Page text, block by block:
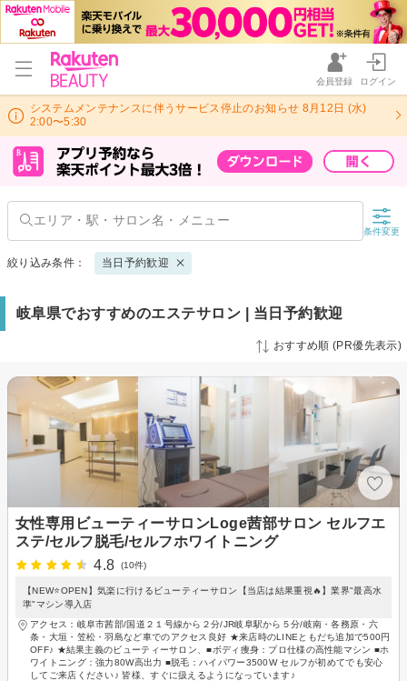
会員登録 ログイン
システムメンテナンスに伴うサービス停止のお知らせ 8月12日 (水)
2:00〜5:30
条件変更
絞り込み条件： 当日予約歓迎
岐阜県でおすすめのエステサロン | 当日予約歓迎
おすすめ順 (PR優先表示)
女性専用ビューティーサロンLoge茜部サロン セルフエ
ステ/セルフ脱毛/セルフホワイトニング
4.8
(10件)
【NEW⭐OPEN】気楽に行けるビューティーサロン【当店は結果重視🔥】業界"最高水
準"マシン導入店
アクセス：岐阜市茜部/国道２１号線から２分/JR岐阜駅から５分/岐南・各務原・六
条・大垣・笠松・羽島など車でのアクセス良好 ★来店時のLINEともだち追加で500円
OFF♪ ★結果主義のビューティーサロン、■ボディ痩身：プロ仕様の高性能マシン ■ホ
ワイトニング：強力80W高出力 ■脱毛：ハイパワー3500W セルフが初めてでも安心
してご来店ください♪ 皆様、すぐに扱えるようになっています♪